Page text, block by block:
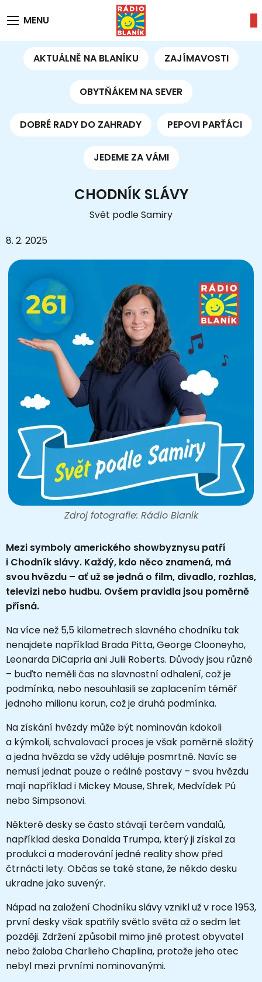
MENU
AKTUÁLNĚ NA BLANÍKU ZAJÍMAVOSTI
OBYTŇÁKEM NA SEVER
DOBRÉ RADY DO ZAHRADY PEPOVI PARŤÁCI
JEDEME ZA VÁMI
CHODNÍK SLÁVY
Svět podle Samiry
8. 2. 2025
Zdroj fotografie: Rádio Blaník
Mezi symboly amerického showbyznysu patří
i Chodník slávy. Každý, kdo něco znamená, má
svou hvězdu – ať už se jedná o film, divadlo, rozhlas,
televizi nebo hudbu. Ovšem pravidla jsou poměrně
přísná.
Na více než 5,5 kilometrech slavného chodníku tak
nenajdete například Brada Pitta, George Clooneyho,
Leonarda DiCapria ani Julii Roberts. Důvody jsou různé
– buďto neměli čas na slavnostní odhalení, což je
podmínka, nebo nesouhlasili se zaplacením téměř
jednoho milionu korun, což je druhá podmínka.
Na získání hvězdy může být nominován kdokoli
a kýmkoli, schvalovací proces je však poměrně složitý
a jedna hvězda se vždy uděluje posmrtně. Navíc se
nemusí jednat pouze o reálné postavy – svou hvězdu
mají například i Mickey Mouse, Shrek, Medvídek Pú
nebo Simpsonovi.
Některé desky se často stávají terčem vandalů,
například deska Donalda Trumpa, který ji získal za
produkci a moderování jedné reality show před
čtrnácti lety. Občas se také stane, že někdo desku
ukradne jako suvenýr.
Nápad na založení Chodníku slávy vznikl už v roce 1953,
první desky však spatřily světlo světa až o sedm let
později. Zdržení způsobil mimo jiné protest obyvatel
nebo žaloba Charlieho Chaplina, protože jeho otec
nebyl mezi prvními nominovanými.